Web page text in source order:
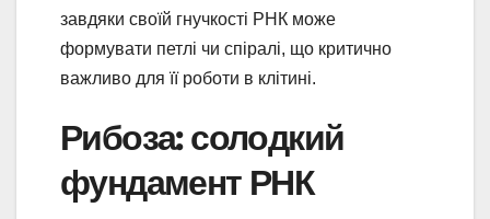
завдяки своїй гнучкості РНК може
формувати петлі чи спіралі, що критично
важливо для її роботи в клітині.
Рибоза: солодкий
фундамент РНК